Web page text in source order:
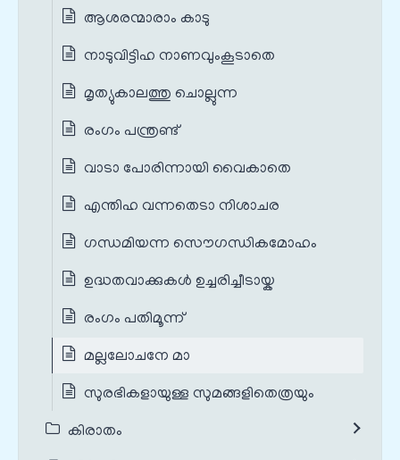
ആശരന്മാരാം കാടു
നാടുവിട്ടിഹ നാണവുംകൂടാതെ
മൃത്യുകാലത്തു ചൊല്ലുന്ന
രംഗം പന്ത്രണ്ട്‌
വാടാ പോരിന്നായി വൈകാതെ
എന്തിഹ വന്നതെടാ നിശാചര
ഗന്ധമിയന്ന സൌഗന്ധികമോഹം
ഉദ്ധതവാക്കുകൾ ഉച്ചരിച്ചീടായ്ക
രംഗം പതിമൂന്ന്
മല്ലലോചനേ മാ
സുരഭികളായുള്ള സുമങ്ങളിതെത്രയും
കിരാതം